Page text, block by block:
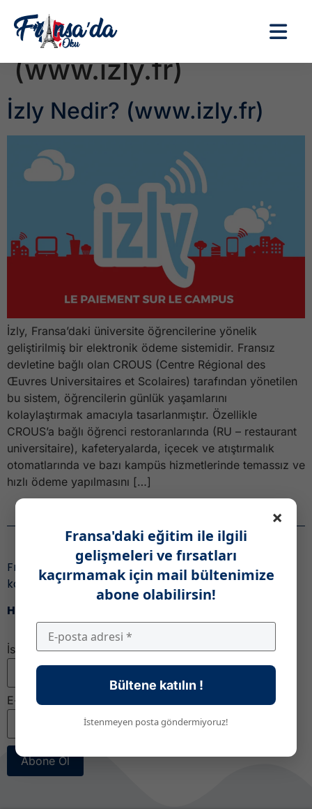
Etiket:İzly Nedir?
(www.izly.fr)
İzly Nedir? (www.izly.fr)
İzly, Fransa’daki üniversite öğrencilerine yönelik
geliştirilmiş bir elektronik ödeme sistemidir. Fransız
devletine bağlı olan CROUS (Centre Régional des
Œuvres Universitaires et Scolaires) tarafından yönetilen
bu sistem, öğrencilerin günlük yaşamlarını
kolaylaştırmak amacıyla tasarlanmıştır. Özellikle
CROUS’a bağlı öğrenci restoranlarında (RU – restaurant
universitaire), kafeteryalarda, içecek ve atıştırmalık
otomatlarında ve bazı kampüs hizmetlerinde temassız ve
hızlı ödeme yapılmasını […]
Haber Bülteni
Fransa’daki eğitim ile ilgili gelişmeleri ve fırsatları
kaçırmamak için,
Haber bültenimize katıl!
İsim
E-posta
Abone Ol
×
Fransa'daki eğitim ile ilgili
gelişmeleri ve fırsatları
kaçırmamak için mail bültenimize
abone olabilirsin!
Bültene katılın !
İstenmeyen posta göndermiyoruz!